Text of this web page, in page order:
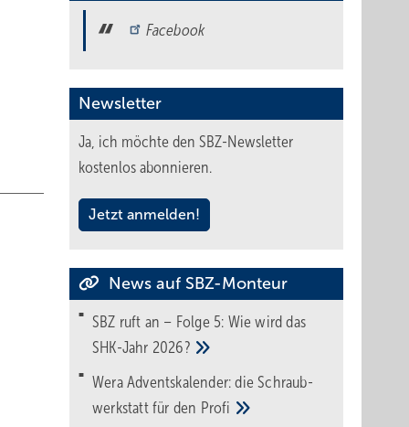
–
ist
Facebook
Newsletter
Ja, ich möchte den SBZ-Newsletter
kostenlos abonnieren.
Jetzt anmelden!
News auf SBZ-Monteur
SBZ ruft an – Folge 5: Wie wird das
SHK-Jahr 2026?
Wera Adventskalender: die Schraub­
werk­statt für den Pro­fi